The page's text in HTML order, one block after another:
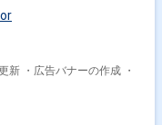
新 ・広告バナーの作成 ・